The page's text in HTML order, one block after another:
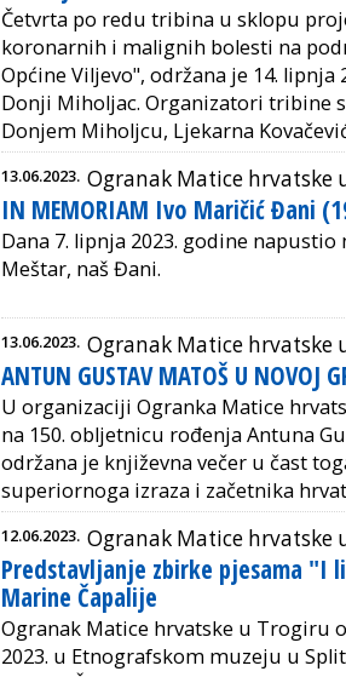
Četvrta po redu tribina u sklopu
koronarnih i malignih bolesti na
Općine Viljevo", održana je 14.
Donji Miholjac. Organizatori tribine
Donjem Miholjcu, Ljekarna
13.06.2023. Ogranak Matice hrvatske
IN MEMORIAM Ivo Maričić Đani
Dana 7. lipnja 2023. godine napustio
Meštar, naš Đani.
13.06.2023. Ogranak Matice hrvatske
ANTUN GUSTAV MATOŠ U NOVOJ
U organizaciji Ogranka Matice
na 150. obljetnicu rođenja Antuna
održana je književna večer u čast
superiornoga izraza i začetnika
12.06.2023. Ogranak Matice hrvatske
Predstavljanje zbirke pjesama
Marine Čapalije
Ogranak Matice hrvatske u Trogiru
2023. u Etnografskom muzeju u